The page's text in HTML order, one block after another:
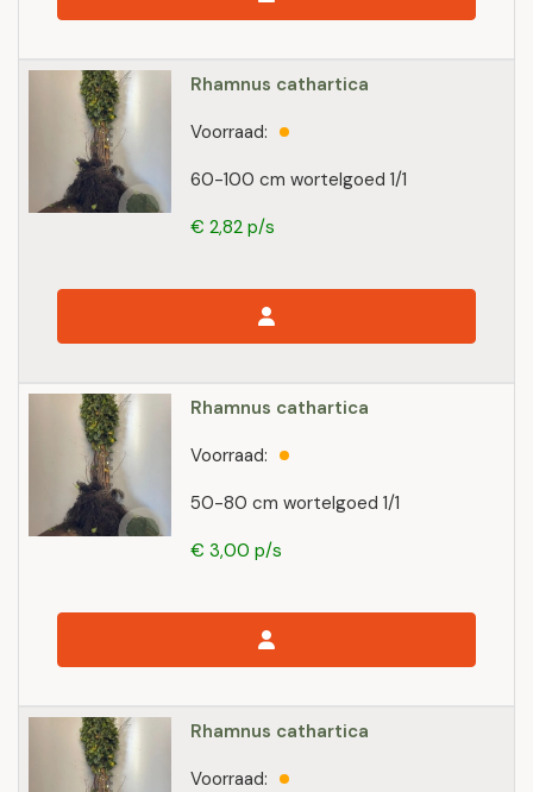
Rhamnus cathartica
60-100 cm wortelgoed 1/1
Voorraad:
€ 2,82 p/s
Rhamnus cathartica
50-80 cm wortelgoed 1/1
Voorraad:
€ 3,00 p/s
Rhamnus cathartica
Voorraad: